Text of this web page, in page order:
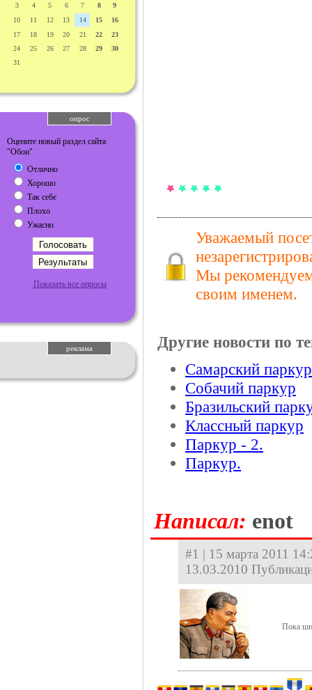
3
4 5 6 7 8
9
10
11 12 13 14 15
16
17
18 19 20 21 22
23
24
25 26 27 28 29
30
31
опрос
Оцените новый раздел сайта
"Обои"
Отлично
Хорошо
Так себе
Плохо
Ужасно
Показать все опросы
реклама
Уважаемый
Мы рекомендуем
своим именем.
Другие новости по
Самарский паркур
Собачий паркур
Бразильский
Классный паркур
Паркур - 2.
Паркур.
Hаписал: enot
#1 | 15 марта 2011
13.03.2010
Пока